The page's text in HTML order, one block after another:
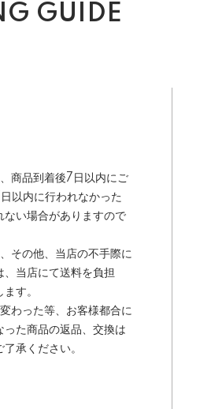
GUIDE
商品到着後7日以内にご
以内に行われなかった
い場合がありますので
その他、当店の不手際に
当店にて送料を負担
す。
わった等、お客様都合に
た商品の返品、交換は
承ください。